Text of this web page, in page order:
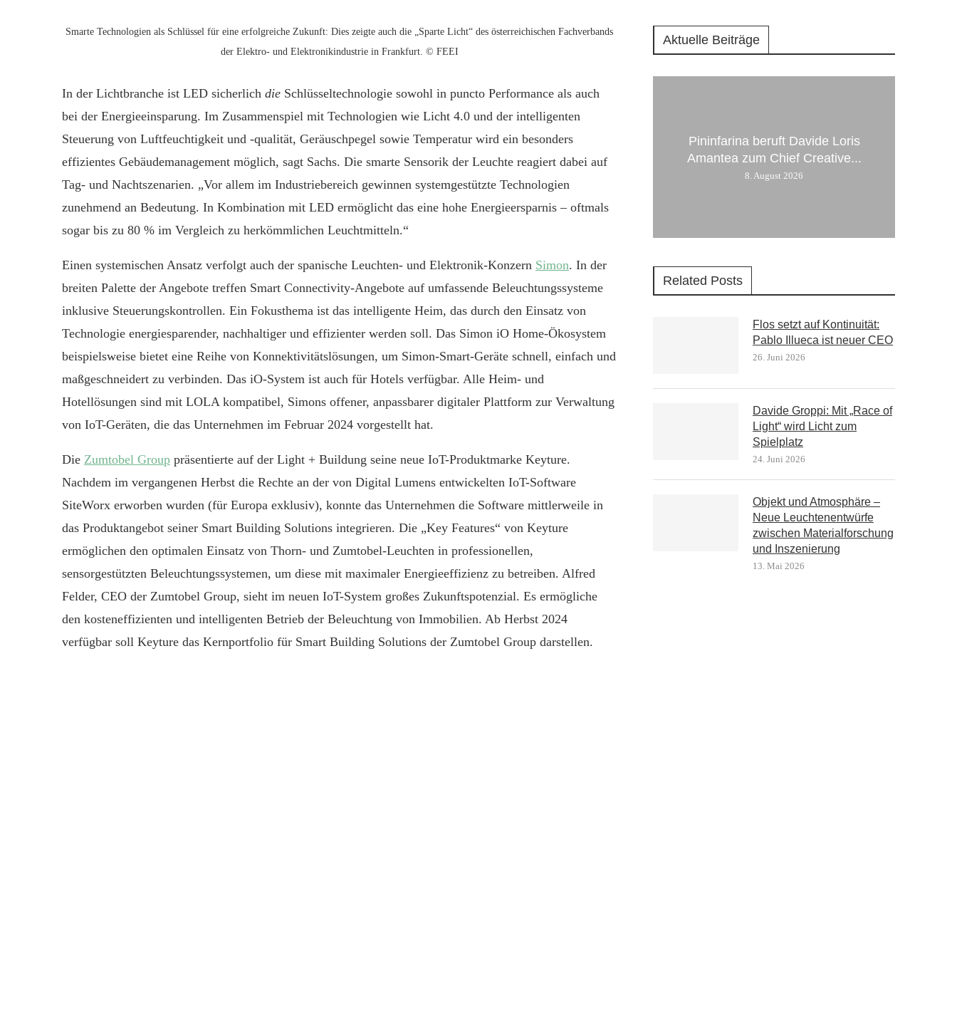
Smarte Technologien als Schlüssel für eine erfolgreiche Zukunft: Dies zeigte auch die „Sparte Licht“ des österreichischen Fachverbands
der Elektro- und Elektronikindustrie in Frankfurt. © FEEI
In der Lichtbranche ist LED sicherlich die Schlüsseltechnologie sowohl in puncto Performance als auch
bei der Energieeinsparung. Im Zusammenspiel mit Technologien wie Licht 4.0 und der intelligenten
Steuerung von Luftfeuchtigkeit und -qualität, Geräuschpegel sowie Temperatur wird ein besonders
effizientes Gebäudemanagement möglich, sagt Sachs. Die smarte Sensorik der Leuchte reagiert dabei auf
Tag- und Nachtszenarien. „Vor allem im Industriebereich gewinnen systemgestützte Technologien
zunehmend an Bedeutung. In Kombination mit LED ermöglicht das eine hohe Energieersparnis – oftmals
sogar bis zu 80 % im Vergleich zu herkömmlichen Leuchtmitteln.“
Einen systemischen Ansatz verfolgt auch der spanische Leuchten- und Elektronik-Konzern Simon. In der
breiten Palette der Angebote treffen Smart Connectivity-Angebote auf umfassende Beleuchtungssysteme
inklusive Steuerungskontrollen. Ein Fokusthema ist das intelligente Heim, das durch den Einsatz von
Technologie energiesparender, nachhaltiger und effizienter werden soll. Das Simon iO Home-Ökosystem
beispielsweise bietet eine Reihe von Konnektivitätslösungen, um Simon-Smart-Geräte schnell, einfach und
maßgeschneidert zu verbinden. Das iO-System ist auch für Hotels verfügbar. Alle Heim- und
Hotellösungen sind mit LOLA kompatibel, Simons offener, anpassbarer digitaler Plattform zur Verwaltung
von IoT-Geräten, die das Unternehmen im Februar 2024 vorgestellt hat.
Die Zumtobel Group präsentierte auf der Light + Buildung seine neue IoT-Produktmarke Keyture.
Nachdem im vergangenen Herbst die Rechte an der von Digital Lumens entwickelten IoT-Software
SiteWorx erworben wurden (für Europa exklusiv), konnte das Unternehmen die Software mittlerweile in
das Produktangebot seiner Smart Building Solutions integrieren. Die „Key Features“ von Keyture
ermöglichen den optimalen Einsatz von Thorn- und Zumtobel-Leuchten in professionellen,
sensorgestützten Beleuchtungssystemen, um diese mit maximaler Energieeffizienz zu betreiben. Alfred
Felder, CEO der Zumtobel Group, sieht im neuen IoT-System großes Zukunftspotenzial. Es ermögliche
den kosteneffizienten und intelligenten Betrieb der Beleuchtung von Immobilien. Ab Herbst 2024
verfügbar soll Keyture das Kernportfolio für Smart Building Solutions der Zumtobel Group darstellen.
Aktuelle Beiträge
Pininfarina beruft Davide Loris
Amantea zum Chief Creative...
8. August 2026
Related Posts
Flos setzt auf Kontinuität:
Pablo Illueca ist neuer CEO
26. Juni 2026
Davide Groppi: Mit „Race of
Light“ wird Licht zum
Spielplatz
24. Juni 2026
Objekt und Atmosphäre –
Neue Leuchtenentwürfe
zwischen Materialforschung
und Inszenierung
13. Mai 2026